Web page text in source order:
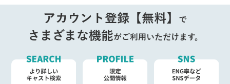
アカウント登録【無料】 で
さまざまな機能がご利用いただけます。